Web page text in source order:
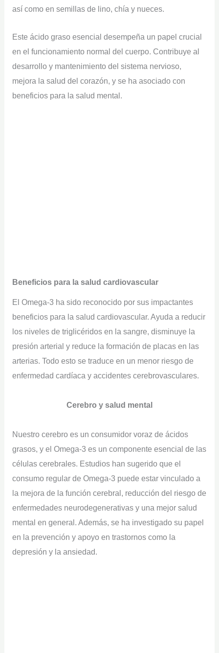
así como en semillas de lino, chía y nueces.
Este ácido graso esencial desempeña un papel crucial
en el funcionamiento normal del cuerpo. Contribuye al
desarrollo y mantenimiento del sistema nervioso,
mejora la salud del corazón, y se ha asociado con
beneficios para la salud mental.
Beneficios para la salud cardiovascular
El Omega-3 ha sido reconocido por sus impactantes
beneficios para la salud cardiovascular. Ayuda a reducir
los niveles de triglicéridos en la sangre, disminuye la
presión arterial y reduce la formación de placas en las
arterias. Todo esto se traduce en un menor riesgo de
enfermedad cardíaca y accidentes cerebrovasculares.
Cerebro y salud mental
Nuestro cerebro es un consumidor voraz de ácidos
grasos, y el Omega-3 es un componente esencial de las
células cerebrales. Estudios han sugerido que el
consumo regular de Omega-3 puede estar vinculado a
la mejora de la función cerebral, reducción del riesgo de
enfermedades neurodegenerativas y una mejor salud
mental en general. Además, se ha investigado su papel
en la prevención y apoyo en trastornos como la
depresión y la ansiedad.